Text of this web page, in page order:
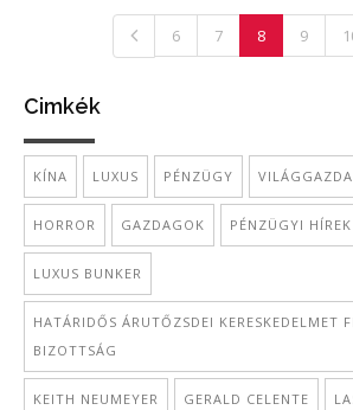
6 7 8 9
Cimkék
KÍNA LUXUS PÉNZÜGY
HORROR GAZDAGOK PÉNZÜGYI HÍREK
LUXUS BUNKER
HATÁRIDŐS ÁRUTŐZSDEI KERESKEDELMET
BIZOTTSÁG
KEITH NEUMEYER GERALD CELENTE